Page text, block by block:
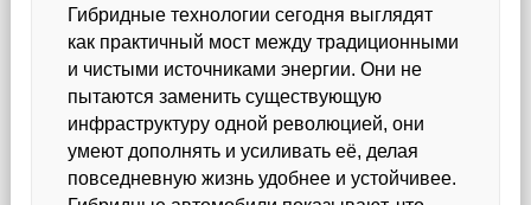
Гибридные технологии сегодня выглядят
как практичный мост между традиционными
и чистыми источниками энергии. Они не
пытаются заменить существующую
инфраструктуру одной революцией, они
умеют дополнять и усиливать её, делая
повседневную жизнь удобнее и устойчивее.